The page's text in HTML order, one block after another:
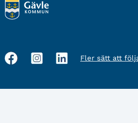
Sociala
Fler sätt att